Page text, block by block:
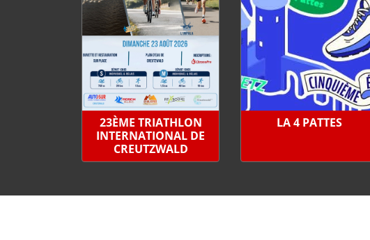
23ÈME TRIATHLON
INTERNATIONAL DE
CREUTZWALD
LA 4 PATTES